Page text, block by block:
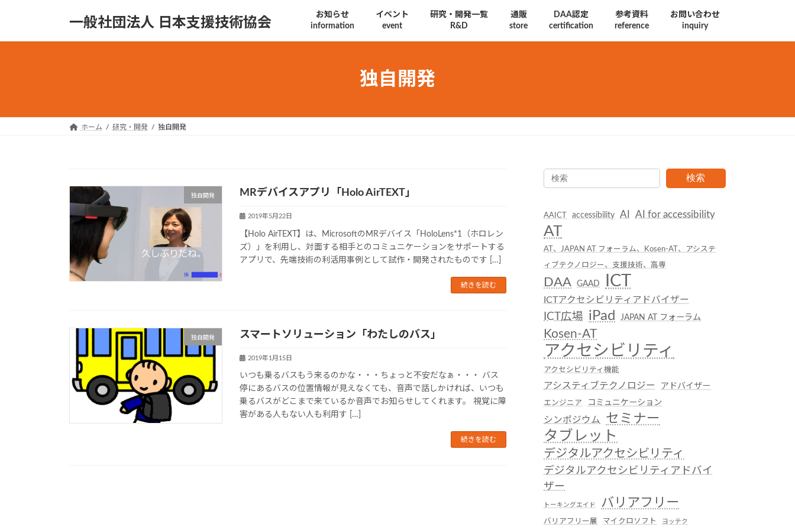
一般社団法人 日本支援技術協会
お知らせ
information
イベント
event
研究・開発一覧
R&D
通販
store
DAA認定
certification
参考資料
reference
お問い合わせ
inquiry
独自開発
ホーム 研究・開発 独自開発
独自開発 MRデバイスアプリ「Holo AirTEXT」
2019年5月22日
【Holo AirTEXT】は、MicrosoftのMRデバイス「HoloLens*1（ホロレン
ズ）」を利用し、対面する相手とのコミュニケーションをサポートする
アプリで、先端技術の利活用事例として試作・開発されたものです […]
続きを読む
独自開発 スマートソリューション「わたしのバス」
2019年1月15日
いつも乗るバスもう来るのかな・・・ちょっと不安だなぁ・・・ バス
停にあるバスの位置情報が見えなくても、音声で話しかければ、いつも
乗るバスがどこまで来ているか音声でお知らせしてくれます。 視覚に障
害がある人もない人も利用す […]
続きを読む
検索
AAICT accessibility AI AI for accessibility
AT
AT、JAPAN AT フォーラム、Kosen-AT、アシステ
ィブテクノロジー、支援技術、高専
DAA GAAD ICT
ICTアクセシビリティアドバイザー
ICT広場 iPad JAPAN AT フォーラム
Kosen-AT
アクセシビリティ
アクセシビリティ機能
アシスティブテクノロジー アドバイザー
エンジニア コミュニケーション
シンポジウム セミナー
タブレット
デジタルアクセシビリティ
デジタルアクセシビリティアドバイ
ザー
トーキングエイド バリアフリー
バリアフリー展 マイクロソフト ヨッテク